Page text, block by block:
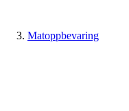
Matoppbevaring